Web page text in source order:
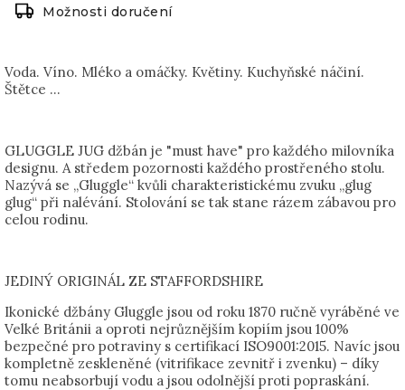
Možnosti doručení
Voda. Víno. Mléko a omáčky. Květiny. Kuchyňské náčiní.
Štětce …
GLUGGLE JUG džbán je "must have" pro každého milovníka
designu. A středem pozornosti každého prostřeného stolu.
Nazývá se „Gluggle“ kvůli charakteristickému zvuku „glug
glug“ při nalévání. Stolování se tak stane rázem zábavou pro
celou rodinu.
JEDINÝ ORIGINÁL ZE STAFFORDSHIRE
Ikonické džbány Gluggle jsou od roku 1870 ručně vyráběné ve
Velké Británii a oproti nejrůznějším kopiím jsou 100%
bezpečné pro potraviny s certifikací ISO9001:2015. Navíc jsou
kompletně zeskleněné (vitrifikace zevnitř i zvenku) – díky
tomu neabsorbují vodu a jsou odolnější proti popraskání.